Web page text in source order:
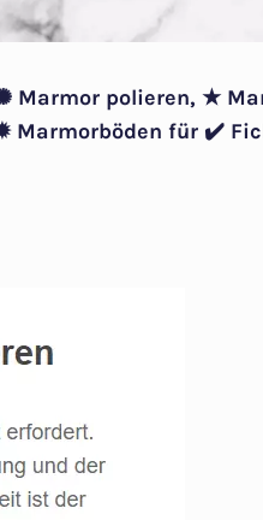
Marmor polieren, ★
Marmorböden für ✔️